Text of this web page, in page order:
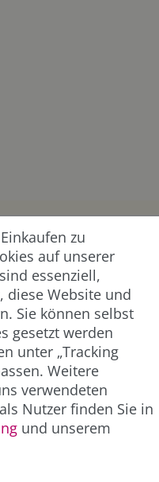
zu
auf unserer
essenziell,
diese Website und
Sie können selbst
gesetzt werden
unter „Tracking
Weitere
verwendeten
Nutzer finden Sie in
und unserem